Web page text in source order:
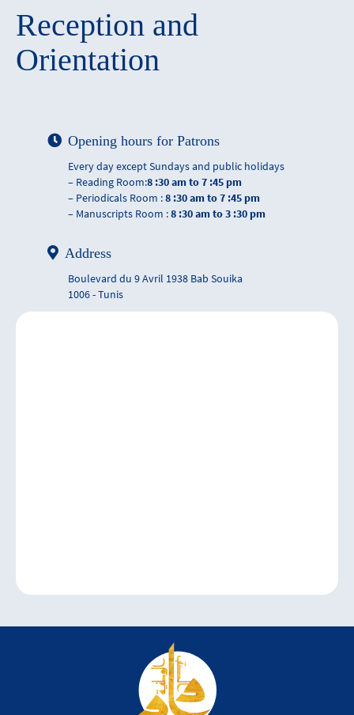
Reception and
Orientation
Opening hours for Patrons
Every day except Sundays and public holidays
– Reading Room:8 :30 am to 7 :45 pm
– Periodicals Room :8 :30 am to 7 :45 pm
– Manuscripts Room :8 :30 am to 3 :30 pm
Address
Boulevard du 9 Avril 1938 Bab Souika
1006 - Tunis